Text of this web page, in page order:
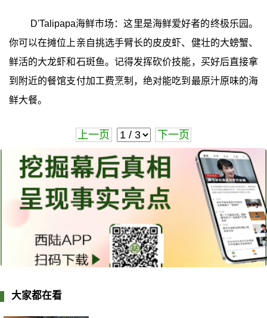
D'Talipapa海鲜市场：这里是海鲜爱好者的终极乐园。
你可以在摊位上亲自挑选手臂长的皮皮虾、健壮的大螃蟹、
鲜活的大龙虾和石斑鱼。记得发挥砍价技能，买好后直接拿
到附近的餐馆支付加工费烹制，绝对能吃到最原汁原味的海
鲜大餐。
上一页 下一页
大家都在看